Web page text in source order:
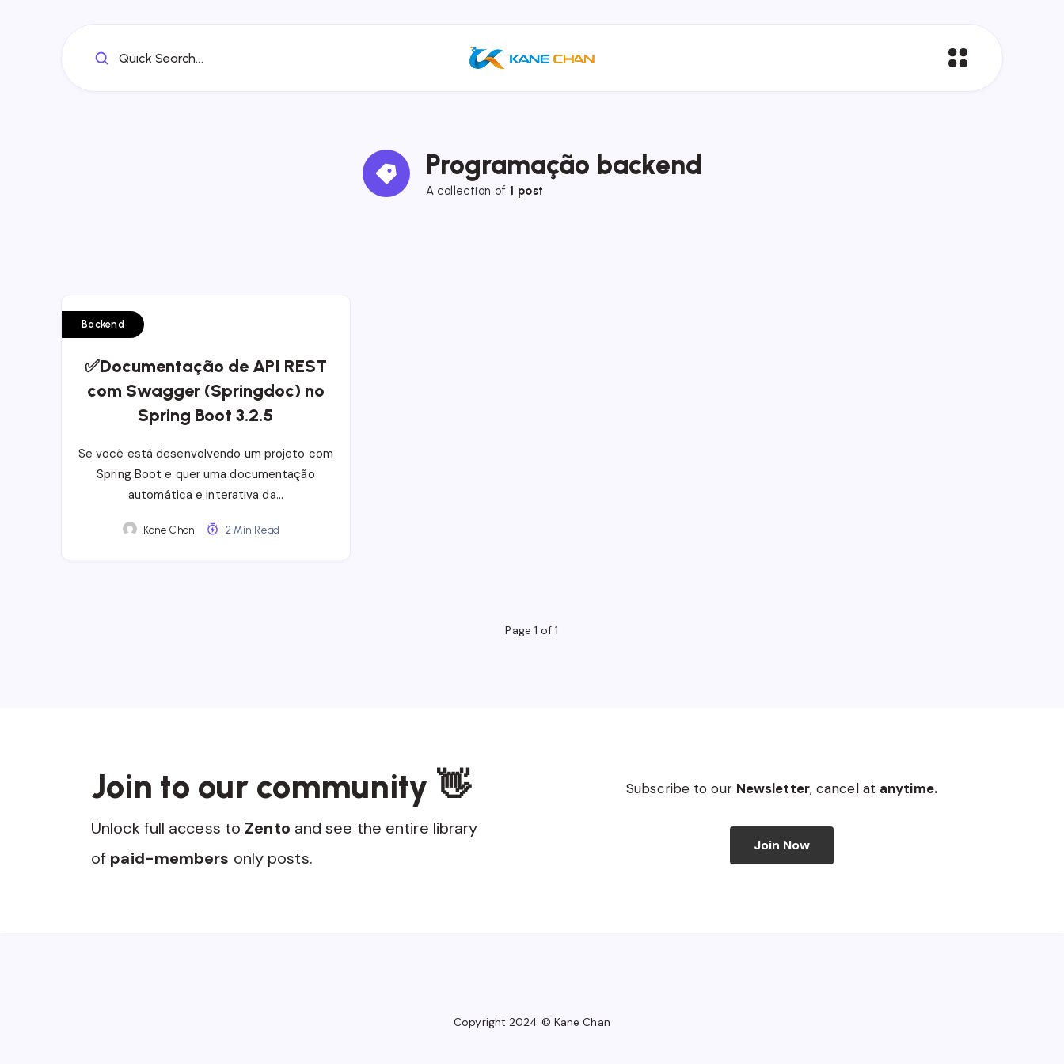
Quick Search...
Programação backend
A collection of 1 post
Backend
✅Documentação de API REST
com Swagger (Springdoc) no
Spring Boot 3.2.5
Se você está desenvolvendo um projeto com
Spring Boot e quer uma documentação
automática e interativa da…
Kane Chan 2 Min Read
Page 1 of 1
Join to our community 👋
Unlock full access to Zento and see the entire library
of paid-members only posts.
Subscribe to our Newsletter, cancel at anytime.
Join Now
Copyright 2024 © Kane Chan